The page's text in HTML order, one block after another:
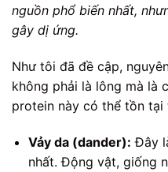
nguồn phổ biến nhất,
gây dị ứng.
Như tôi đã đề cập,
không phải là lông mà là
protein này có thể tồn tại
Vảy da (dander): Đây
nhất. Động vật, giống